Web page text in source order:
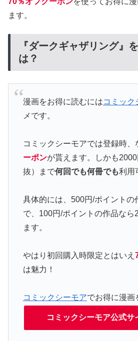
ます。
『ダークギャザリング』
は？
漫画をお得に読むにはコミック
メです。
コミックシーモアでは登録時、
ーポンが貰えます。しかも
抜）まで何回でも何冊でも利用
具体的には、500円/ポイントの
で、100円/ポイントの作品なら
ます。
やはり初回購入時限定とはいえ
は魅力！
コミックシーモアでお得に漫画
コミックシーモア公式サ